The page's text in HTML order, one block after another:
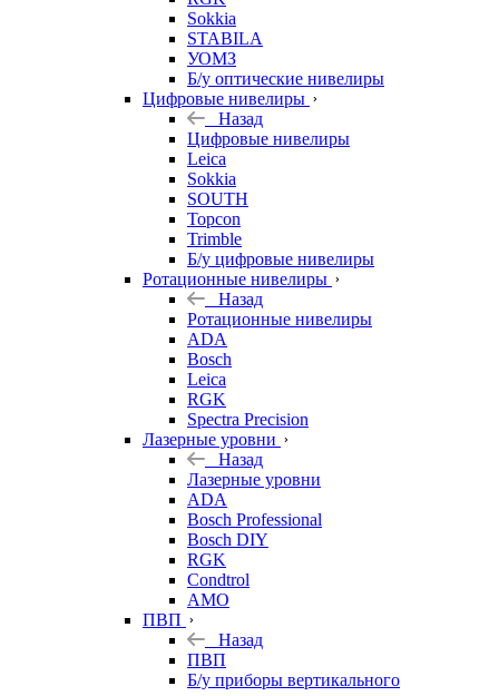
Sokkia
STABILA
УОМЗ
Б/у оптические нивелиры
Цифровые нивелиры
Назад
Цифровые нивелиры
Leica
Sokkia
SOUTH
Topcon
Trimble
Б/у цифровые нивелиры
Ротационные нивелиры
Назад
Ротационные нивелиры
ADA
Bosch
Leica
RGK
Spectra Precision
Лазерные уровни
Назад
Лазерные уровни
ADA
Bosch Professional
Bosch DIY
RGK
Condtrol
AMO
ПВП
Назад
ПВП
Б/у приборы вертикального